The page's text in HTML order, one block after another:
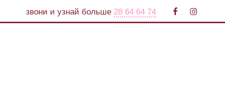
звони и узнай больше 28 64 64 74